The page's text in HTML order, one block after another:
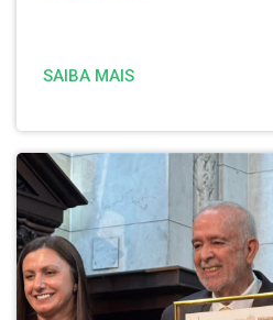
SAIBA MAIS